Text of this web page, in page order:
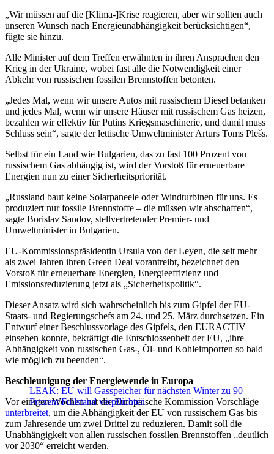
„Wir müssen auf die [Klima-]Krise reagieren, aber wir sollten auch
unseren Wunsch nach Energieunabhängigkeit berücksichtigen“,
fügte sie hinzu.
Alle Minister auf dem Treffen erwähnten in ihren Ansprachen den
Krieg in der Ukraine, wobei fast alle die Notwendigkeit einer
Abkehr von russischen fossilen Brennstoffen betonten.
„Jedes Mal, wenn wir unsere Autos mit russischem Diesel betanken
und jedes Mal, wenn wir unsere Häuser mit russischem Gas heizen,
bezahlen wir effektiv für Putins Kriegsmaschinerie, und damit muss
Schluss sein“, sagte der lettische Umweltminister Artūrs Toms Plešs.
Selbst für ein Land wie Bulgarien, das zu fast 100 Prozent von
russischem Gas abhängig ist, wird der Vorstoß für erneuerbare
Energien nun zu einer Sicherheitspriorität.
„Russland baut keine Solarpaneele oder Windturbinen für uns. Es
produziert nur fossile Brennstoffe – die müssen wir abschaffen“,
sagte Borislav Sandov, stellvertretender Premier- und
Umweltminister in Bulgarien.
EU-Kommissionspräsidentin Ursula von der Leyen, die seit mehr
als zwei Jahren ihren Green Deal vorantreibt, bezeichnet den
Vorstoß für erneuerbare Energien, Energieeffizienz und
Emissionsreduzierung jetzt als „Sicherheitspolitik“.
Dieser Ansatz wird sich wahrscheinlich bis zum Gipfel der EU-
Staats- und Regierungschefs am 24. und 25. März durchsetzen. Ein
Entwurf einer Beschlussvorlage des Gipfels, den EURACTIV
einsehen konnte, bekräftigt die Entschlossenheit der EU, „ihre
Abhängigkeit von russischen Gas-, Öl- und Kohleimporten so bald
wie möglich zu beenden“.
LEAK: EU will Gasspeicher für nächsten Winter zu 90
Prozent Füllstand verpflichten
Beschleunigung der Energiewende in Europa
Vor einigen Wochen hat die Europäische Kommission Vorschläge
unterbreitet, um die Abhängigkeit der EU von russischem Gas bis
zum Jahresende um zwei Drittel zu reduzieren. Damit soll die
Unabhängigkeit von allen russischen fossilen Brennstoffen „deutlich
vor 2030“ erreicht werden.